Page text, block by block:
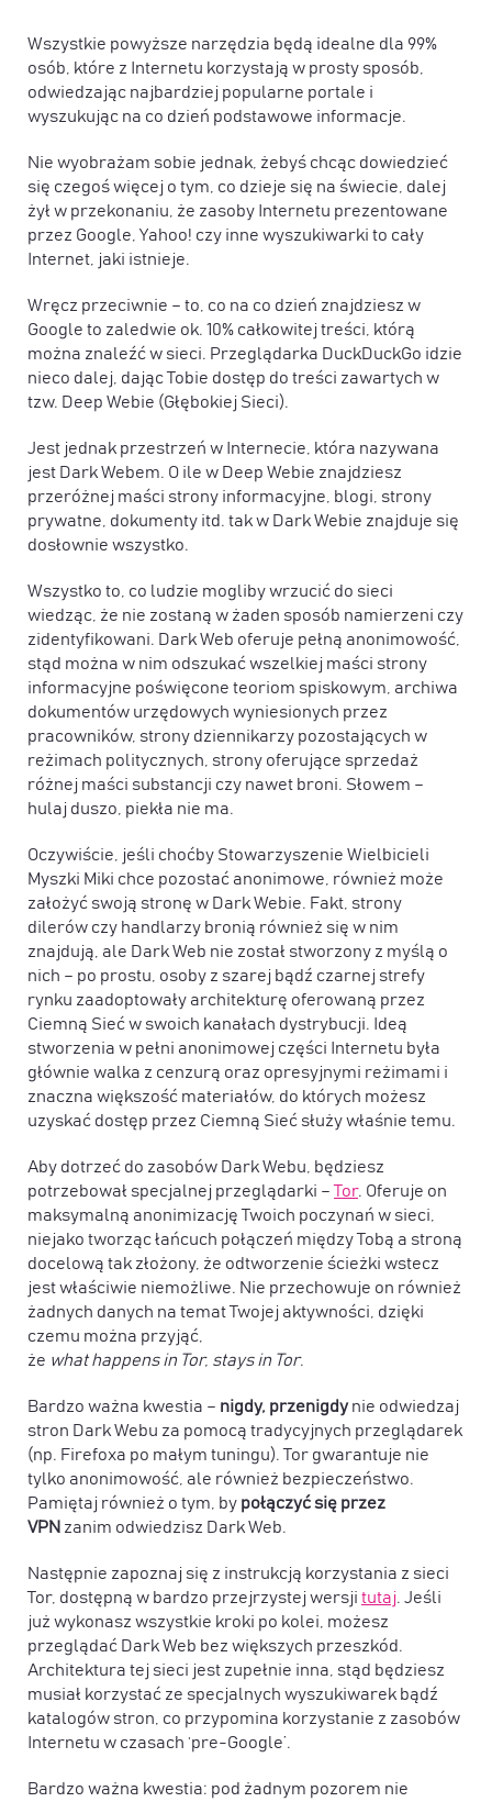
Wszystkie powyższe narzędzia będą idealne dla 99%
osób, które z Internetu korzystają w prosty sposób,
odwiedzając najbardziej popularne portale i
wyszukując na co dzień podstawowe informacje.
Nie wyobrażam sobie jednak, żebyś chcąc dowiedzieć
się czegoś więcej o tym, co dzieje się na świecie, dalej
żył w przekonaniu, że zasoby Internetu prezentowane
przez Google, Yahoo! czy inne wyszukiwarki to cały
Internet, jaki istnieje.
Wręcz przeciwnie – to, co na co dzień znajdziesz w
Google to zaledwie ok. 10% całkowitej treści, którą
można znaleźć w sieci. Przeglądarka DuckDuckGo idzie
nieco dalej, dając Tobie dostęp do treści zawartych w
tzw. Deep Webie (Głębokiej Sieci).
Jest jednak przestrzeń w Internecie, która nazywana
jest Dark Webem. O ile w Deep Webie znajdziesz
przeróżnej maści strony informacyjne, blogi, strony
prywatne, dokumenty itd. tak w Dark Webie znajduje się
dosłownie wszystko.
Wszystko to, co ludzie mogliby wrzucić do sieci
wiedząc, że nie zostaną w żaden sposób namierzeni czy
zidentyfikowani. Dark Web oferuje pełną anonimowość,
stąd można w nim odszukać wszelkiej maści strony
informacyjne poświęcone teoriom spiskowym, archiwa
dokumentów urzędowych wyniesionych przez
pracowników, strony dziennikarzy pozostających w
reżimach politycznych, strony oferujące sprzedaż
różnej maści substancji czy nawet broni. Słowem –
hulaj duszo, piekła nie ma.
Oczywiście, jeśli choćby Stowarzyszenie Wielbicieli
Myszki Miki chce pozostać anonimowe, również może
założyć swoją stronę w Dark Webie. Fakt, strony
dilerów czy handlarzy bronią również się w nim
znajdują, ale Dark Web nie został stworzony z myślą o
nich – po prostu, osoby z szarej bądź czarnej strefy
rynku zaadoptowały architekturę oferowaną przez
Ciemną Sieć w swoich kanałach dystrybucji. Ideą
stworzenia w pełni anonimowej części Internetu była
głównie walka z cenzurą oraz opresyjnymi reżimami i
znaczna większość materiałów, do których możesz
uzyskać dostęp przez Ciemną Sieć służy właśnie temu.
Aby dotrzeć do zasobów Dark Webu, będziesz
potrzebował specjalnej przeglądarki –Tor. Oferuje on
maksymalną anonimizację Twoich poczynań w sieci,
niejako tworząc łańcuch połączeń między Tobą a stroną
docelową tak złożony, że odtworzenie ścieżki wstecz
jest właściwie niemożliwe. Nie przechowuje on również
żadnych danych na temat Twojej aktywności, dzięki
czemu można przyjąć,
że what happens in Tor, stays in Tor.
Bardzo ważna kwestia – nigdy, przenigdynie odwiedzaj
stron Dark Webu za pomocą tradycyjnych przeglądarek
(np. Firefoxa po małym tuningu). Tor gwarantuje nie
tylko anonimowość, ale również bezpieczeństwo.
Pamiętaj również o tym, by połączyć się przez
VPNzanim odwiedzisz Dark Web.
Następnie zapoznaj się z instrukcją korzystania z sieci
Tor, dostępną w bardzo przejrzystej wersji tutaj. Jeśli
już wykonasz wszystkie kroki po kolei, możesz
przeglądać Dark Web bez większych przeszkód.
Architektura tej sieci jest zupełnie inna, stąd będziesz
musiał korzystać ze specjalnych wyszukiwarek bądź
katalogów stron, co przypomina korzystanie z zasobów
Internetu w czasach ‘pre-Google’.
Bardzo ważna kwestia: pod żadnym pozorem nie